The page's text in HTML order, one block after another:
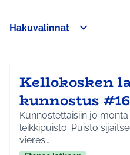
Hakuvalinnat
−
Kellokosken
kunnostus
Kunnostettaisiin jo
leikkipuisto. Puisto
vieres…